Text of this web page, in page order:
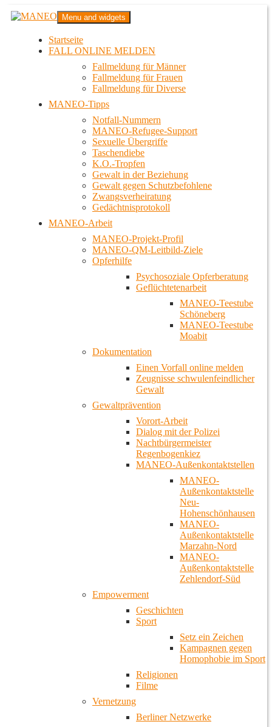
Zum
InhaltMANEO
Das schwule Anti-Gewalt-Projekt in Berlin
Menu and widgets
Startseite
FALL ONLINE MELDEN
Fallmeldung für Männer
Fallmeldung für Frauen
Fallmeldung für Diverse
MANEO-Tipps
Notfall-Nummern
MANEO-Refugee-Support
Sexuelle Übergriffe
Taschendiebe
K.O.-Tropfen
Gewalt in der Beziehung
Gewalt gegen Schutzbefohlene
Zwangsverheiratung
Gedächtnisprotokoll
MANEO-Arbeit
MANEO-Projekt-Profil
MANEO-QM-Leitbild-Ziele
Opferhilfe
Psychosoziale Opferberatung
Geflüchtetenarbeit
MANEO-Teestube
Schöneberg
MANEO-Teestube
Moabit
Dokumentation
Einen Vorfall online melden
Zeugnisse schwulenfeindlicher
Gewalt
Gewaltprävention
Vorort-Arbeit
Dialog mit der Polizei
Nachtbürgermeister
Regenbogenkiez
MANEO-Außenkontaktstellen
MANEO-
Außenkontaktstelle
Neu-
Hohenschönhausen
MANEO-
Außenkontaktstelle
Marzahn-Nord
MANEO-
Außenkontaktstelle
Zehlendorf-Süd
Empowerment
Geschichten
Sport
Setz ein Zeichen
Kampagnen gegen
Homophobie im Sport
Religionen
Filme
Vernetzung
Berliner Netzwerke